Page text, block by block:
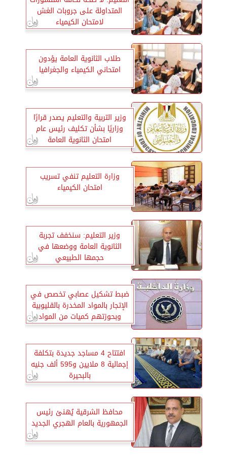
المتداولة على جروبات الغش
لامتحان الكيمياء
طلاب الثانوية العامة يؤدون
امتحاني الكيمياء والجغرافيا
وزير التربية والتعليم يصدر قرارًا
وزاريًا بشأن تكليف رئيس عام
امتحان الثانوية العامة
وزارة التعليم تنفي تسريب
امتحان الكيمياء
وزير التعليم: سنخفف تجربة
الثانوية العامة ووضعها في
حجمها الطبيعي
ضبط تشكيل عصابي تخصص في
الإتجار بالمواد المخدرة بالقليوبية
وبحوزتهم كميات من المواد
المخدرة تقدر قيمتها بـ3.6 مليون
افتتاح 4 مساجد جديدة بتكلفة
إجمالية 8 ملايين و595 ألف جنيه
بالبحيرة
محافظ الشرقية يُهنئ رئيس
الجمهورية بالعام الهجري الجديد